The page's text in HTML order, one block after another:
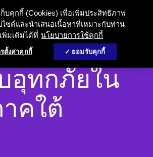
วยเหลือผู้
อุทกภัยใน
คใต้
บคุกกี้ (Cookies) เพื่อเพิ่มประสิทธิภาพ
ไซต์และนำเสนอเนื้อหาที่เหมาะกับท่าน
พิ่มเติมได้ที่ นโยบายการใช้คุกกี้
ตั้งค่าคุกกี้ ยอมรับคุกกี้